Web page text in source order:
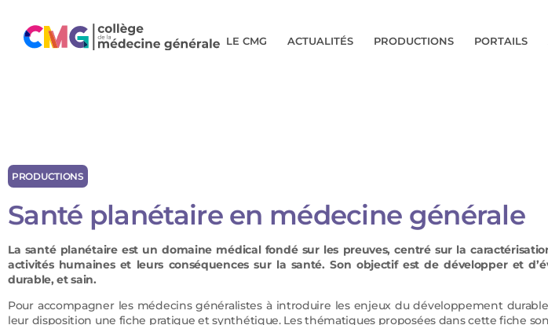
LE CMG ACTUALITÉS PRODUCTIONS PORTAILS
PRODUCTIONS
Santé planétaire en médecine générale
La santé planétaire est un domaine médical fondé sur les preuves, centré sur la
activités humaines et leurs conséquences sur la santé. Son objectif est de développer et
durable, et sain.
Pour accompagner les médecins généralistes à introduire les enjeux du développement
leur disposition une fiche pratique et synthétique. Les thématiques proposées dans cette fiche